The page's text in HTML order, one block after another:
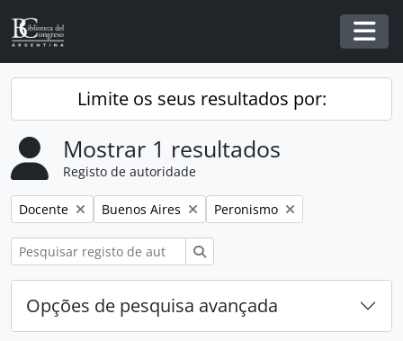
Skip to main content
Limite os seus resultados por:
Mostrar 1 resultados
Registo de autoridade
Remover filtro:
Docente Remover filtro:
Buenos Aires Remover filtro:
Peronismo
Opções de pesquisa avançada